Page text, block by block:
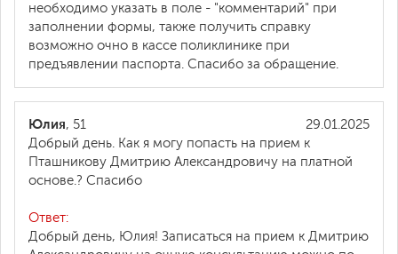
необходимо указать в поле - "комментарий" при
заполнении формы, также получить справку
возможно очно в кассе поликлинике при
предъявлении паспорта. Спасибо за обращение.
29.01.2025
Юлия, 51
Добрый день. Как я могу попасть на прием к
Пташникову Дмитрию Александровичу на платной
основе.? Спасибо
Ответ:
Добрый день, Юлия! Записаться на прием к Дмитрию